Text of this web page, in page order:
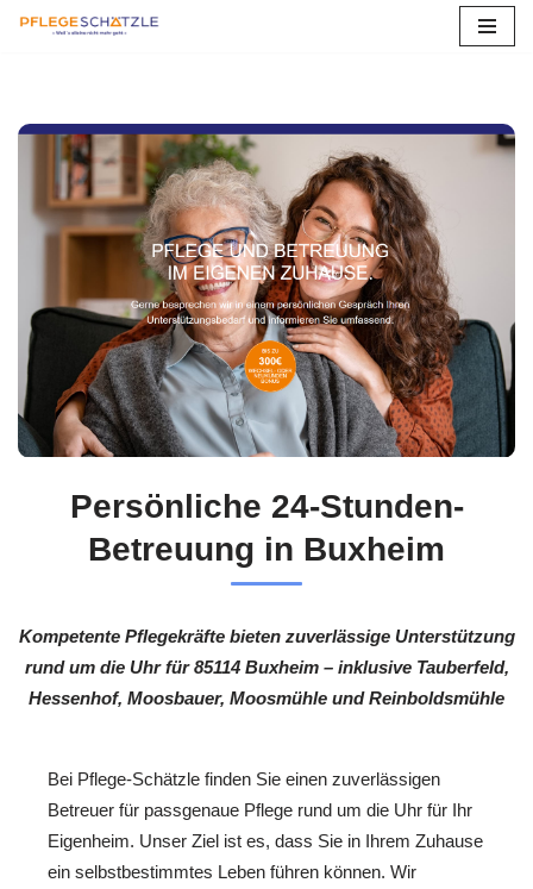
springen
Persönliche 24-Stunden-
Betreuung in Buxheim
Kompetente Pflegekräfte bieten zuverlässige Unterstützung
rund um die Uhr für 85114 Buxheim – inklusive Tauberfeld,
Hessenhof, Moosbauer, Moosmühle und Reinboldsmühle
Bei Pflege-Schätzle finden Sie einen zuverlässigen
Betreuer für passgenaue Pflege rund um die Uhr für Ihr
Eigenheim. Unser Ziel ist es, dass Sie in Ihrem Zuhause
ein selbstbestimmtes Leben führen können. Wir